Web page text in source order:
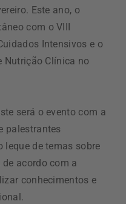
Este ano, o
com o VIII
Intensivos e o
Nutrição Clínica no
será o evento com a
palestrantes
leque de temas sobre
acordo com a
conhecimentos e